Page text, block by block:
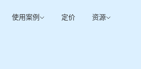
使用案例 定价 资源